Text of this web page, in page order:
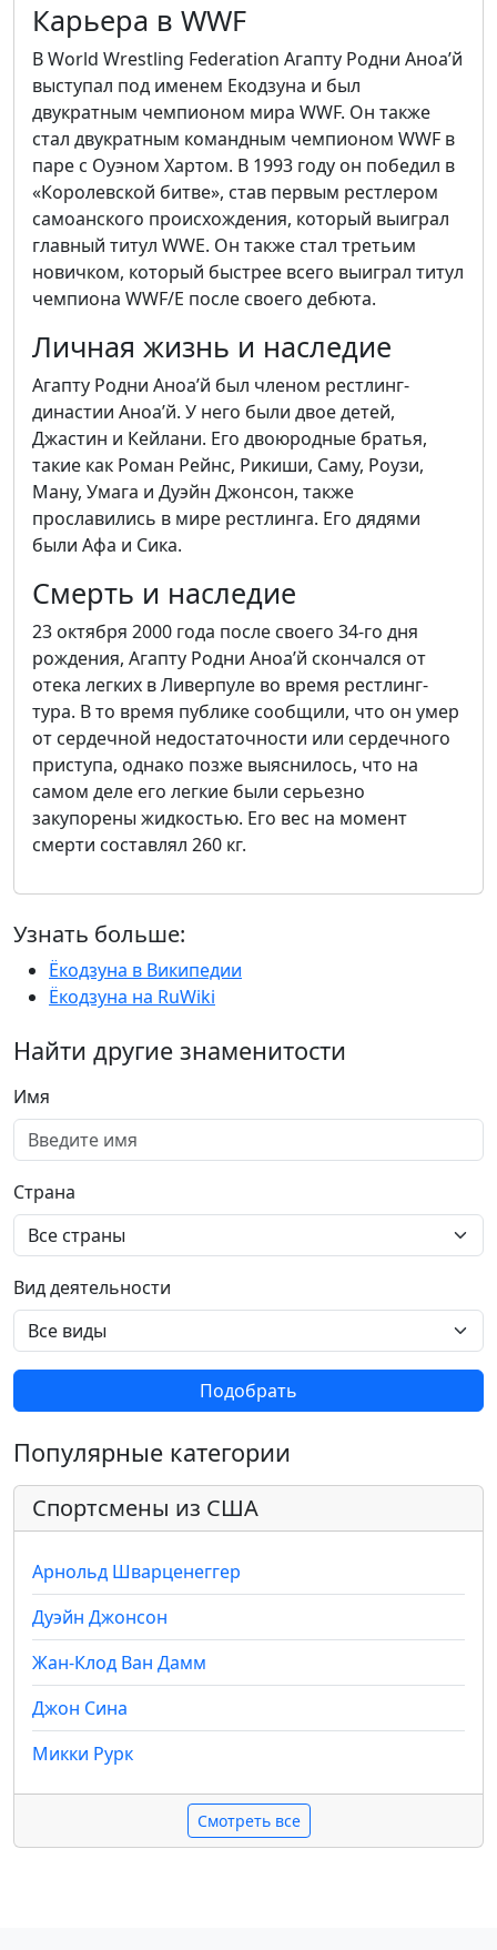
Карьера в WWF
В World Wrestling Federation Агапту Родни Аноа’й
выступал под именем Екодзуна и был
двукратным чемпионом мира WWF. Он также
стал двукратным командным чемпионом WWF в
паре с Оуэном Хартом. В 1993 году он победил в
«Королевской битве», став первым рестлером
самоанского происхождения, который выиграл
главный титул WWE. Он также стал третьим
новичком, который быстрее всего выиграл титул
чемпиона WWF/E после своего дебюта.
Личная жизнь и наследие
Агапту Родни Аноа’й был членом рестлинг-
династии Аноа’й. У него были двое детей,
Джастин и Кейлани. Его двоюродные братья,
такие как Роман Рейнс, Рикиши, Саму, Роузи,
Ману, Умага и Дуэйн Джонсон, также
прославились в мире рестлинга. Его дядями
были Афа и Сика.
Смерть и наследие
23 октября 2000 года после своего 34-го дня
рождения, Агапту Родни Аноа’й скончался от
отека легких в Ливерпуле во время рестлинг-
тура. В то время публике сообщили, что он умер
от сердечной недостаточности или сердечного
приступа, однако позже выяснилось, что на
самом деле его легкие были серьезно
закупорены жидкостью. Его вес на момент
смерти составлял 260 кг.
Узнать больше:
Ёкодзуна в Википедии
Ёкодзуна на RuWiki
Найти другие знаменитости
Имя
Страна
Вид деятельности
Подобрать
Популярные категории
Спортсмены из США
Арнольд Шварценеггер
Дуэйн Джонсон
Жан-Клод Ван Дамм
Джон Сина
Микки Рурк
Смотреть все